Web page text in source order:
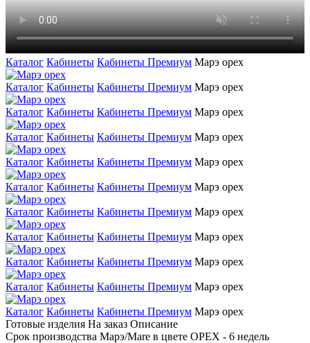
Каталог Кабинеты Кабинеты Премиум Марэ орех
Каталог Кабинеты Кабинеты Премиум Марэ орех
Каталог Кабинеты Кабинеты Премиум Марэ орех
Каталог Кабинеты Кабинеты Премиум Марэ орех
Каталог Кабинеты Кабинеты Премиум Марэ орех
Каталог Кабинеты Кабинеты Премиум Марэ орех
Каталог Кабинеты Кабинеты Премиум Марэ орех
Каталог Кабинеты Кабинеты Премиум Марэ орех
Каталог Кабинеты Кабинеты Премиум Марэ орех
Каталог Кабинеты Кабинеты Премиум Марэ орех
Каталог Кабинеты Кабинеты Премиум Марэ орех
Готовые изделия На заказ Описание
Срок производства Марэ/Mare в цвете ОРЕХ - 6 недель